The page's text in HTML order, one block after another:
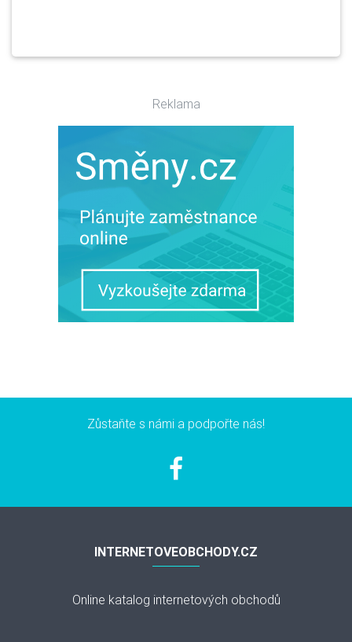
Reklama
Zůstaňte s námi a podpořte nás!
INTERNETOVEOBCHODY.CZ
Online katalog internetových obchodů